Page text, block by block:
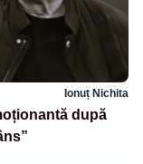
Ionuț Nichita
după